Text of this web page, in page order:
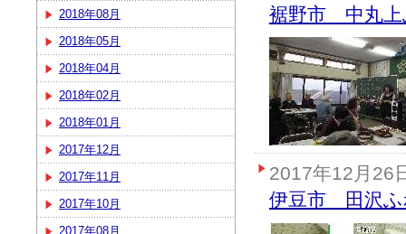
2018年08月
2018年05月
2018年04月
2018年02月
2018年01月
2017年12月
2017年11月
2017年10月
2017年08月
裾野市 中丸上
2017年12月26
伊豆市 田沢ふ